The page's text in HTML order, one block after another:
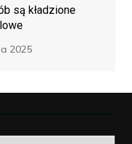
są kładzione
2025